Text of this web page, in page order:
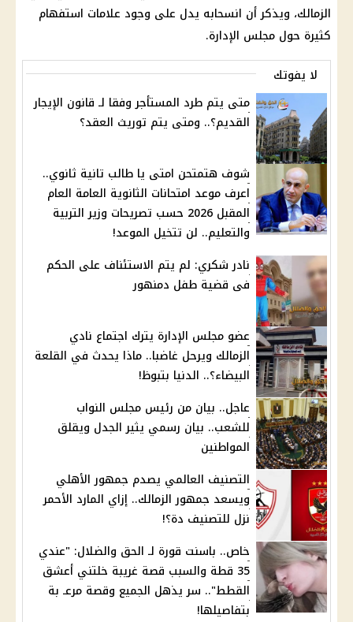
الزمالك، ويذكر أن انسحابه يدل على وجود علامات استفهام
كثيرة حول مجلس الإدارة.
لا يفوتك
متى يتم طرد المستأجر وفقا لـ قانون الإيجار
القديم؟.. ومتى يتم توريث العقد؟
شوف هتمتحن امتى يا طالب تانية ثانوي..
اعرف موعد امتحانات الثانوية العامة العام
المقبل 2026 حسب تصريحات وزير التربية
والتعليم.. لن تتخيل الموعد!
نادر شكري: لم يتم الاستئناف على الحكم
فى قضية طفل دمنهور
عضو مجلس الإدارة يترك اجتماع نادي
الزمالك ويرحل غاضبا.. ماذا يحدث في القلعة
البيضاء؟.. الدنيا بتبوظ!
عاجل.. بيان من رئيس مجلس النواب
للشعب.. بيان رسمي يثير الجدل ويقلق
المواطنين
التصنيف العالمي يصدم جمهور الأهلي
ويسعد جمهور الزمالك.. إزاي المارد الأحمر
نزل للتصنيف دة؟!
خاص.. باسنت قورة لـ الحق والضلال: "عندي
35 قطة والسبب قصة غريبة خلتني أعشق
القطط".. سر يذهل الجميع وقصة مرعـ بة
بتفاصيلها!